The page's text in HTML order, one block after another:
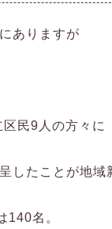
ありますが
民9人の方々に
したことが地域
140名。